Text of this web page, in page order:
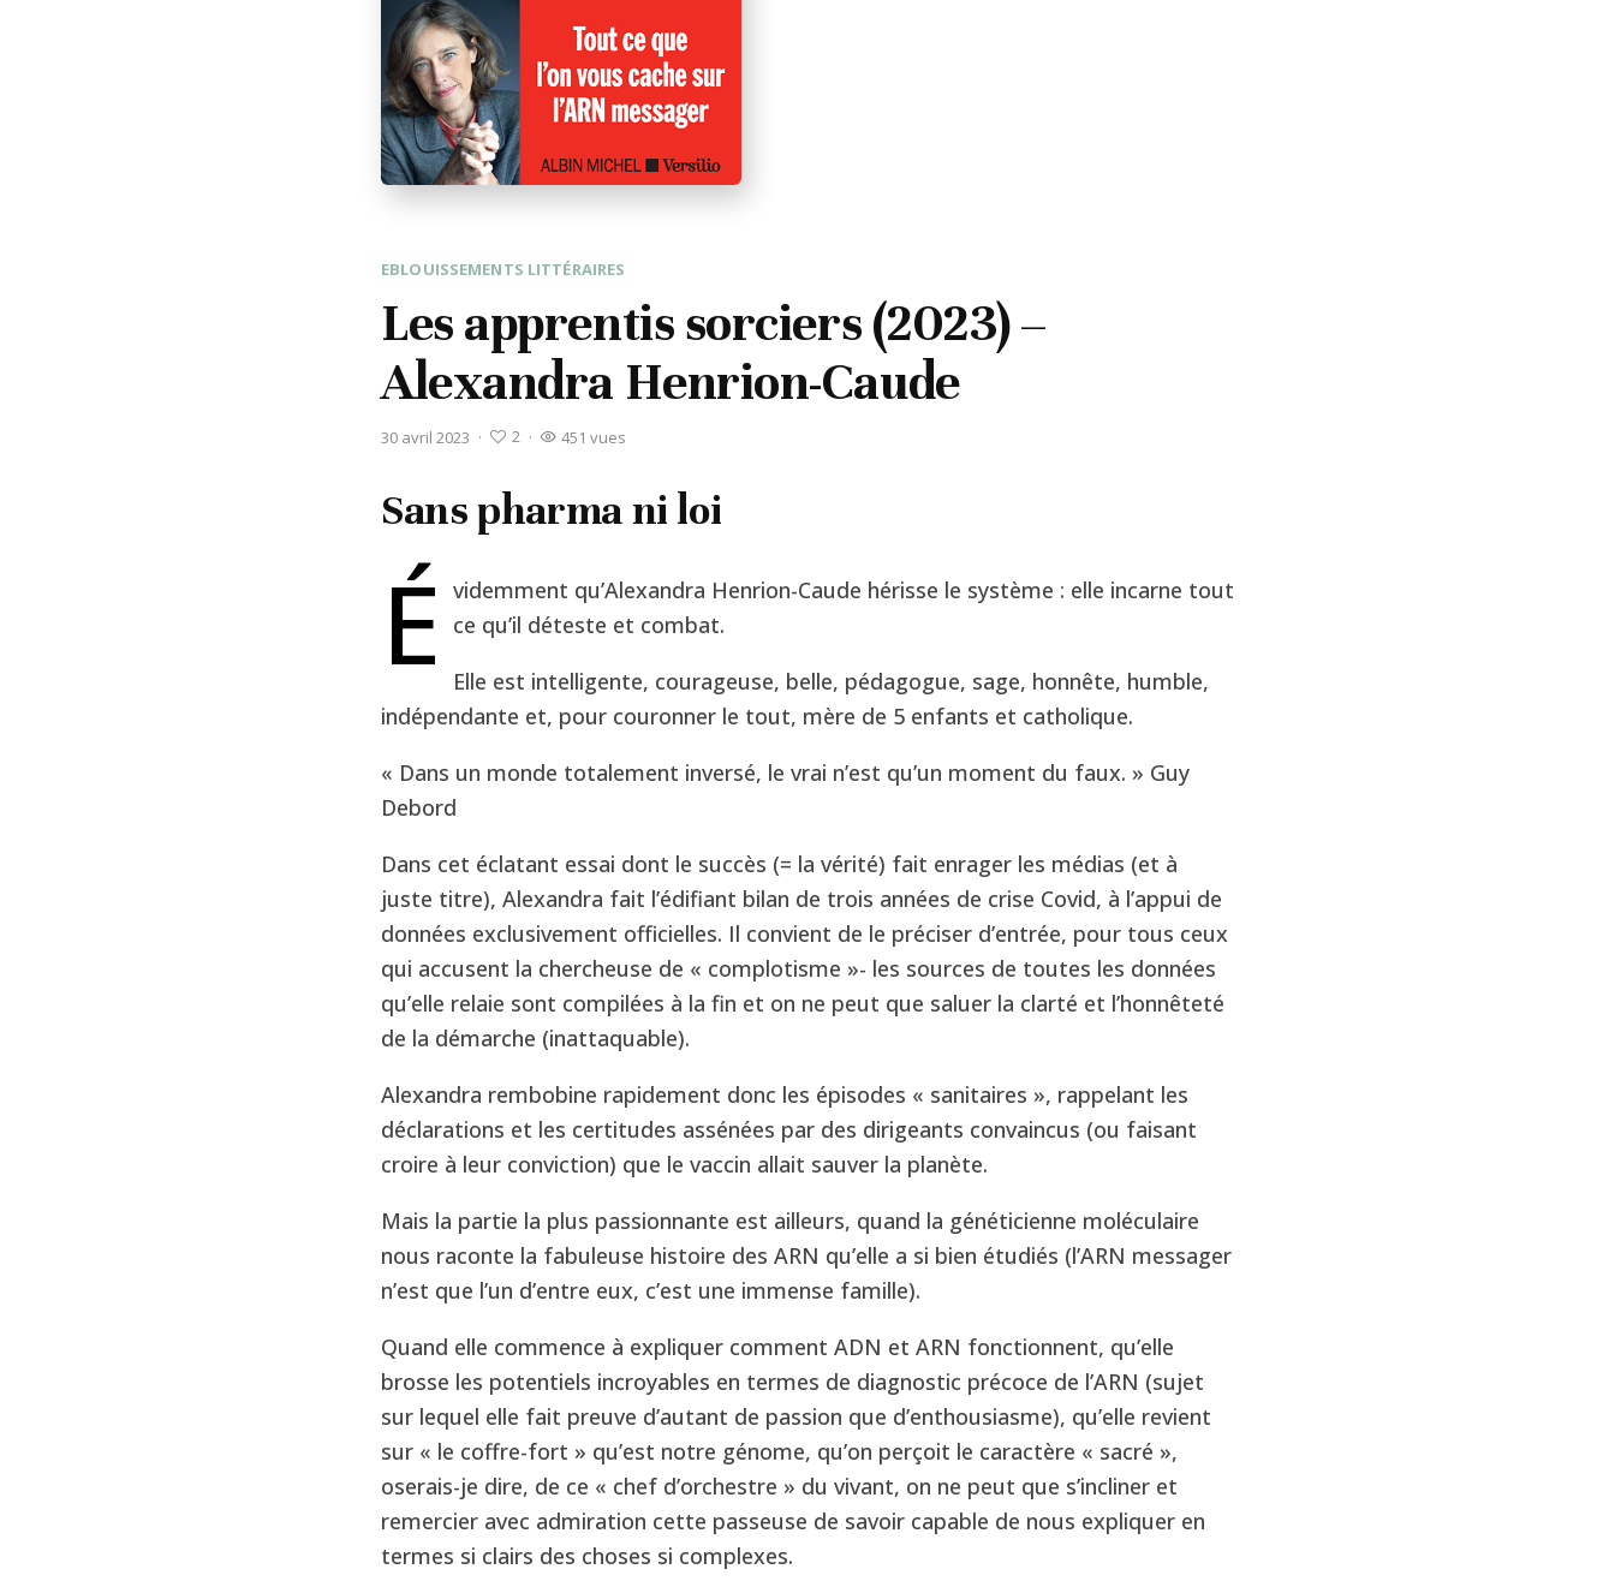
EBLOUISSEMENTS LITTÉRAIRES
Les apprentis sorciers (2023) –
Alexandra Henrion-Caude
30 avril 2023 · 2 · 451 vues
Sans pharma ni loi
É
videmment qu’Alexandra Henrion-Caude hérisse le système : elle incarne tout
ce qu’il déteste et combat.
Elle est intelligente, courageuse, belle, pédagogue, sage, honnête, humble,
indépendante et, pour couronner le tout, mère de 5 enfants et catholique.
« Dans un monde totalement inversé, le vrai n’est qu’un moment du faux. » Guy
Debord
Dans cet éclatant essai dont le succès (= la vérité) fait enrager les médias (et à
juste titre), Alexandra fait l’édifiant bilan de trois années de crise Covid, à l’appui de
données exclusivement officielles. Il convient de le préciser d’entrée, pour tous ceux
qui accusent la chercheuse de « complotisme »- les sources de toutes les données
qu’elle relaie sont compilées à la fin et on ne peut que saluer la clarté et l’honnêteté
de la démarche (inattaquable).
Alexandra rembobine rapidement donc les épisodes « sanitaires », rappelant les
déclarations et les certitudes assénées par des dirigeants convaincus (ou faisant
croire à leur conviction) que le vaccin allait sauver la planète.
Mais la partie la plus passionnante est ailleurs, quand la généticienne moléculaire
nous raconte la fabuleuse histoire des ARN qu’elle a si bien étudiés (l’ARN messager
n’est que l’un d’entre eux, c’est une immense famille).
Quand elle commence à expliquer comment ADN et ARN fonctionnent, qu’elle
brosse les potentiels incroyables en termes de diagnostic précoce de l’ARN (sujet
sur lequel elle fait preuve d’autant de passion que d’enthousiasme), qu’elle revient
sur « le coffre-fort » qu’est notre génome, qu’on perçoit le caractère « sacré »,
oserais-je dire, de ce « chef d’orchestre » du vivant, on ne peut que s’incliner et
remercier avec admiration cette passeuse de savoir capable de nous expliquer en
termes si clairs des choses si complexes.